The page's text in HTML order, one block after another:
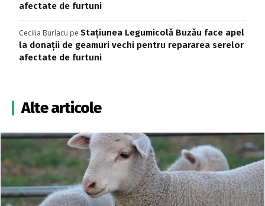
afectate de furtuni
Cecilia Burlacu pe Stațiunea Legumicolă Buzău face apel
la donații de geamuri vechi pentru repararea serelor
afectate de furtuni
Alte articole